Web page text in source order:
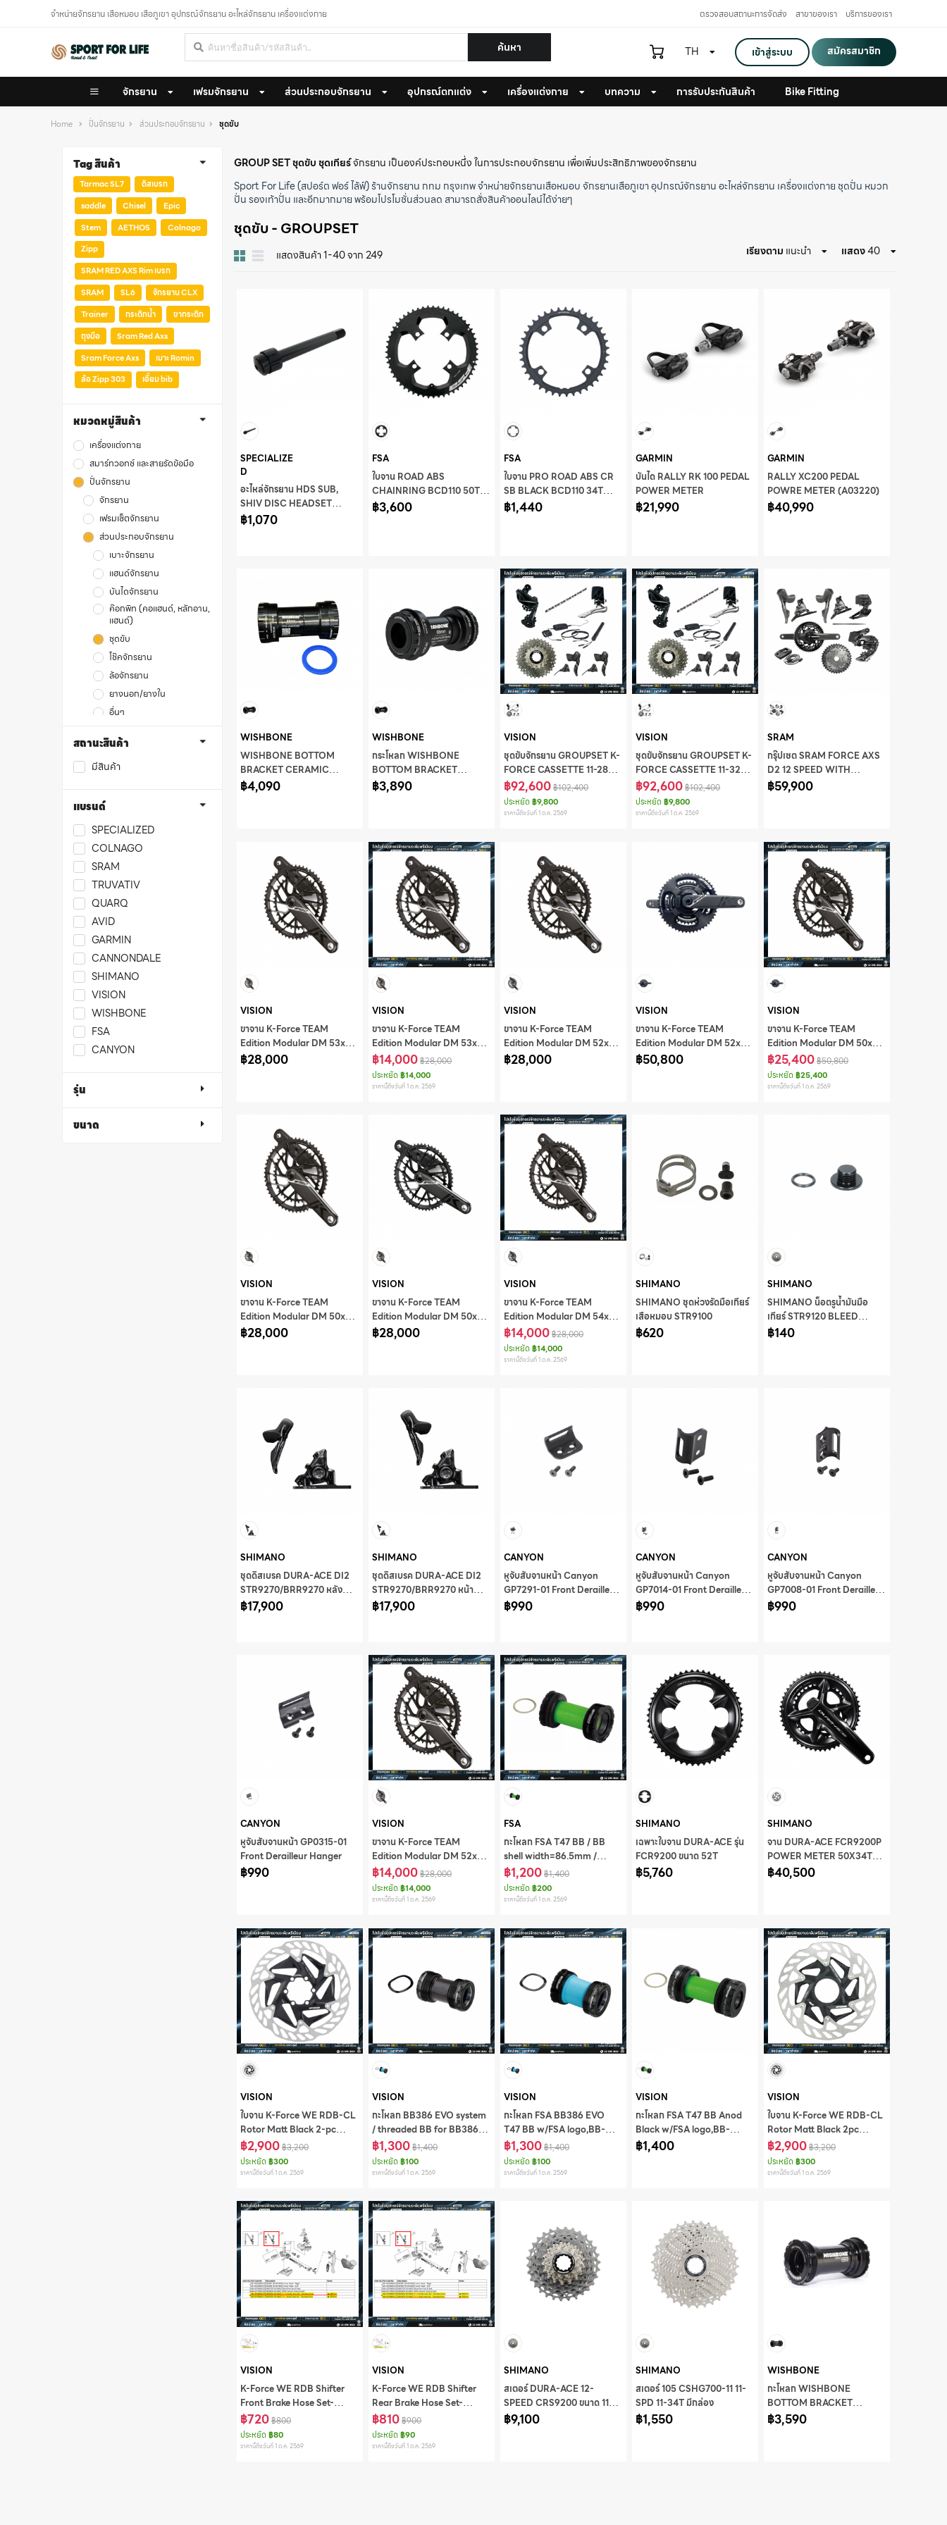
จำหน่ายจักรยาน เสือหมอบ เสือภูเขา อุปกรณ์จักรยาน อะไหล่จักรยาน เครื่องแต่งกาย ตรวจสอบสถานะการจัดส่ง สาขาของเรา บริการของเรา
ค้นหา เข้าสู่ระบบ สมัครสมาชิก
TH
จักรยาน เฟรมจักรยาน ส่วนประกอบจักรยาน อุปกรณ์ตกแต่ง เครื่องแต่งกาย บทความ การรับประกันสินค้า Bike Fitting
Home ปั่นจักรยาน ส่วนประกอบจักรยาน ชุดขับ
GROUP SETชุดขับชุดเกียร์จักรยาน เป็นองค์ประกอบหนึ่ง ในการประกอบจักรยาน เพื่อเพิ่มประสิทธิภาพของจักรยาน
Sport For Life (สปอร์ต ฟอร์ ไล้ฟ์) ร้านจักรยาน กทม กรุงเทพจำหน่ายจักรยานเสือหมอบจักรยานเสือภูเขาอุปกรณ์จักรยานอะไหล่จักรยาน เครื่องแต่งกายชุดปั่น หมวก
ปั่นรองเท้าปั่น และอีกมากมาย พร้อมโปรโมชั่นส่วนลด สามารถสั่งสินค้าออนไลน์ได้ง่ายๆ
ชุดขับ - GROUPSET
ดู
แสดงสินค้า 1-40 จาก 249 แสดง40
เรียงตาม แนะนำ
SPECIALIZE
D
อะไหล่จักรยาน HDS SUB,
SHIV DISC HEADSET
HARDWARE FOR FRAME
฿1,070
FSA
ใบจาน ROAD ABS
CHAINRING BCD110 50T
SMN/FSA 12S BLACK
฿3,600
FSA
ใบจาน PRO ROAD ABS CR
SB BLACK BCD110 34T
N11,WB139
฿1,440
GARMIN
บันได RALLY RK 100 PEDAL
POWER METER
฿21,990
GARMIN
RALLY XC200 PEDAL
POWRE METER (A03220)
฿40,990
WISHBONE
WISHBONE BOTTOM
BRACKET CERAMIC
BEARING PF30-DUB
฿4,090
WISHBONE
กระโหลก WISHBONE
BOTTOM BRACKET
CERAMIC BEARING
฿3,890
VISION
ชุดขับจักรยาน GROUPSET K-
FORCE CASSETTE 11-28
(ไม่รวมขาจาน)
฿92,600฿102,400
ประหยัด ฿9,800
ราคานี้ถึงวันที่ 1 ต.ค. 2569
VISION
ชุดขับจักรยาน GROUPSET K-
FORCE CASSETTE 11-32
(ไม่รวมขาจาน)
฿92,600฿102,400
ประหยัด ฿9,800
ราคานี้ถึงวันที่ 1 ต.ค. 2569
SRAM
กรุ๊ปเซต SRAM FORCE AXS
D2 12 SPEED WITH
POWER METER
฿59,900
VISION
ขาจาน K-Force TEAM
Edition Modular DM 53x39
N11 170mm w/o BB,CKM-
฿28,000
VISION
ขาจาน K-Force TEAM
Edition Modular DM 53x40
AXS12 170mm w/o
BB,CKM-
OS8500CC/DM/86
฿14,000฿28,000
ประหยัด ฿14,000
ราคานี้ถึงวันที่ 1 ต.ค. 2569
VISION
ขาจาน K-Force TEAM
Edition Modular DM 52x39
AXS12 170mm w/o
฿28,000
VISION
ขาจาน K-Force TEAM
Edition Modular DM 52x36
SMN/FSA 12S 170mm w/o
฿50,800
VISION
ขาจาน K-Force TEAM
Edition Modular DM 50x34
SMN/FSA 12S 170mm w/o
BB w/P2M PBOX,CKM-
OS8505NCC/86
฿25,400฿50,800
ประหยัด ฿25,400
ราคานี้ถึงวันที่ 1 ต.ค. 2569
VISION
ขาจาน K-Force TEAM
Edition Modular DM 50x34
N11 170mm w/o BB,CKM-
฿28,000
VISION
ขาจาน K-Force TEAM
Edition Modular DM 50x34
SMN/FSA 12S 170mm w/o
฿28,000
VISION
ขาจาน K-Force TEAM
Edition Modular DM 54x40
SMN/FSA 12S 170mm w/o
BB,CKM-
OS8500CC/DM/86
฿14,000฿28,000
ประหยัด ฿14,000
ราคานี้ถึงวันที่ 1 ต.ค. 2569
SHIMANO
SHIMANO ชุดห่วงรัดมือเกียร์
เสือหมอบ STR9100
฿620
SHIMANO
SHIMANO น็อตรูน้ำมันมือ
เกียร์ STR9120 BLEED
SCREW & ORING
฿140
SHIMANO
ชุดดิสเบรค DURA-ACE DI2
STR9270/BRR9270 หลัง
1700MM มีกล่อง
฿17,900
SHIMANO
ชุดดิสเบรค DURA-ACE DI2
STR9270/BRR9270 หน้า
1000MM มีกล่อง
฿17,900
CANYON
หูจับสับจานหน้า Canyon
GP7291-01 Front Derailleur
Hanger
฿990
CANYON
หูจับสับจานหน้า Canyon
GP7014-01 Front Derailleur
Hanger
฿990
CANYON
หูจับสับจานหน้า Canyon
GP7008-01 Front Derailleur
Hanger
฿990
CANYON
หูจับสับจานหน้า GP0315-01
Front Derailleur Hanger
฿990
VISION
ขาจาน K-Force TEAM
Edition Modular DM 52x36
SMN/FSA 12S 165mm
w/oBB,CKM-
OS8500CC/DM/86
฿14,000฿28,000
ประหยัด ฿14,000
ราคานี้ถึงวันที่ 1 ต.ค. 2569
FSA
กะโหลก FSA T47 BB / BB
shell width=86.5mm /
Compatibility SMN24
spindle w/FSA logo,BB-
6002/T47/86
฿1,200฿1,400
ประหยัด ฿200
ราคานี้ถึงวันที่ 1 ต.ค. 2569
SHIMANO
เฉพาะใบจาน DURA-ACE รุ่น
FCR9200 ขนาด 52T
฿5,760
SHIMANO
จาน DURA-ACE FCR9200P
POWER METER 50X34T
170MM (ไม่รวมกะโหลก) มี
฿40,500
VISION
ใบจาน K-Force WE RDB-CL
Rotor Matt Black 2-pc
design -160mm w/lockring,
DB-RD-8412
฿2,900฿3,200
ประหยัด ฿300
ราคานี้ถึงวันที่ 1 ต.ค. 2569
VISION
กะโหลก BB386 EVO system
/ threaded BB for BB386
EVO Alloy on Road
PF30/T47 frame,BB-
EVO6002/T47/6
฿1,300฿1,400
ประหยัด ฿100
ราคานี้ถึงวันที่ 1 ต.ค. 2569
VISION
กะโหลก FSA BB386 EVO
T47 BB w/FSA logo,BB-
EVO6002/T47/86.5
฿1,300฿1,400
ประหยัด ฿100
ราคานี้ถึงวันที่ 1 ต.ค. 2569
VISION
กะโหลก FSA T47 BB Anod
Black w/FSA logo,BB-
6002/T47/68/SMN
฿1,400
VISION
ใบจาน K-Force WE RDB-CL
Rotor Matt Black 2pc
design -140mm
w/Lockring,DB-RD-8401
฿2,900฿3,200
ประหยัด ฿300
ราคานี้ถึงวันที่ 1 ต.ค. 2569
VISION
K-Force WE RDB Shifter
Front Brake Hose Set-
Standard,DB059
฿720฿800
ประหยัด ฿80
ราคานี้ถึงวันที่ 1 ต.ค. 2569
VISION
K-Force WE RDB Shifter
Rear Brake Hose Set-
Standard,DB059
฿810฿900
ประหยัด ฿90
ราคานี้ถึงวันที่ 1 ต.ค. 2569
SHIMANO
สเตอร์ DURA-ACE 12-
SPEED CRS9200 ขนาด 11-
30T มีกล่อง
฿9,100
SHIMANO
สเตอร์ 105 CSHG700-11 11-
SPD 11-34T มีกล่อง
฿1,550
WISHBONE
กะโหลก WISHBONE
BOTTOM BRACKET
CERAMIC BEARING T47-
฿3,590
Tag สินค้า
Tarmac SL7
ดิสเบรก
saddle
Chisel
Epic
Stem
AETHOS
Colnago
Zipp
SRAM RED AXS Rim เบรก
SRAM
SL6
จักรยาน CLX
Trainer
กระติกน้ำ
ขากระติก
ถุงมือ
Sram Red Axs
Sram Force Axs
เบาะ Romin
ล้อ Zipp 303
เอี๊ยม bib
หมวดหมู่สินค้า
เครื่องแต่งกาย
สมาร์ทวอทช์ และสายรัดข้อมือ
ปั่นจักรยาน
จักรยาน
เฟรมเซ็ตจักรยาน
ส่วนประกอบจักรยาน
เบาะจักรยาน
แฮนด์จักรยาน
บันไดจักรยาน
ค๊อกพิท (คอแฮนด์, หลักอาน,
แฮนด์)
ชุดขับ
โช๊คจักรยาน
ล้อจักรยาน
ยางนอก/ยางใน
อื่นๆ
หลักอาน
โซ่จักรยาน
สถานะสินค้า
มีสินค้า
แบรนด์
SPECIALIZED
COLNAGO
SRAM
TRUVATIV
QUARQ
AVID
GARMIN
CANNONDALE
SHIMANO
VISION
WISHBONE
FSA
CANYON
รุ่น
ขนาด